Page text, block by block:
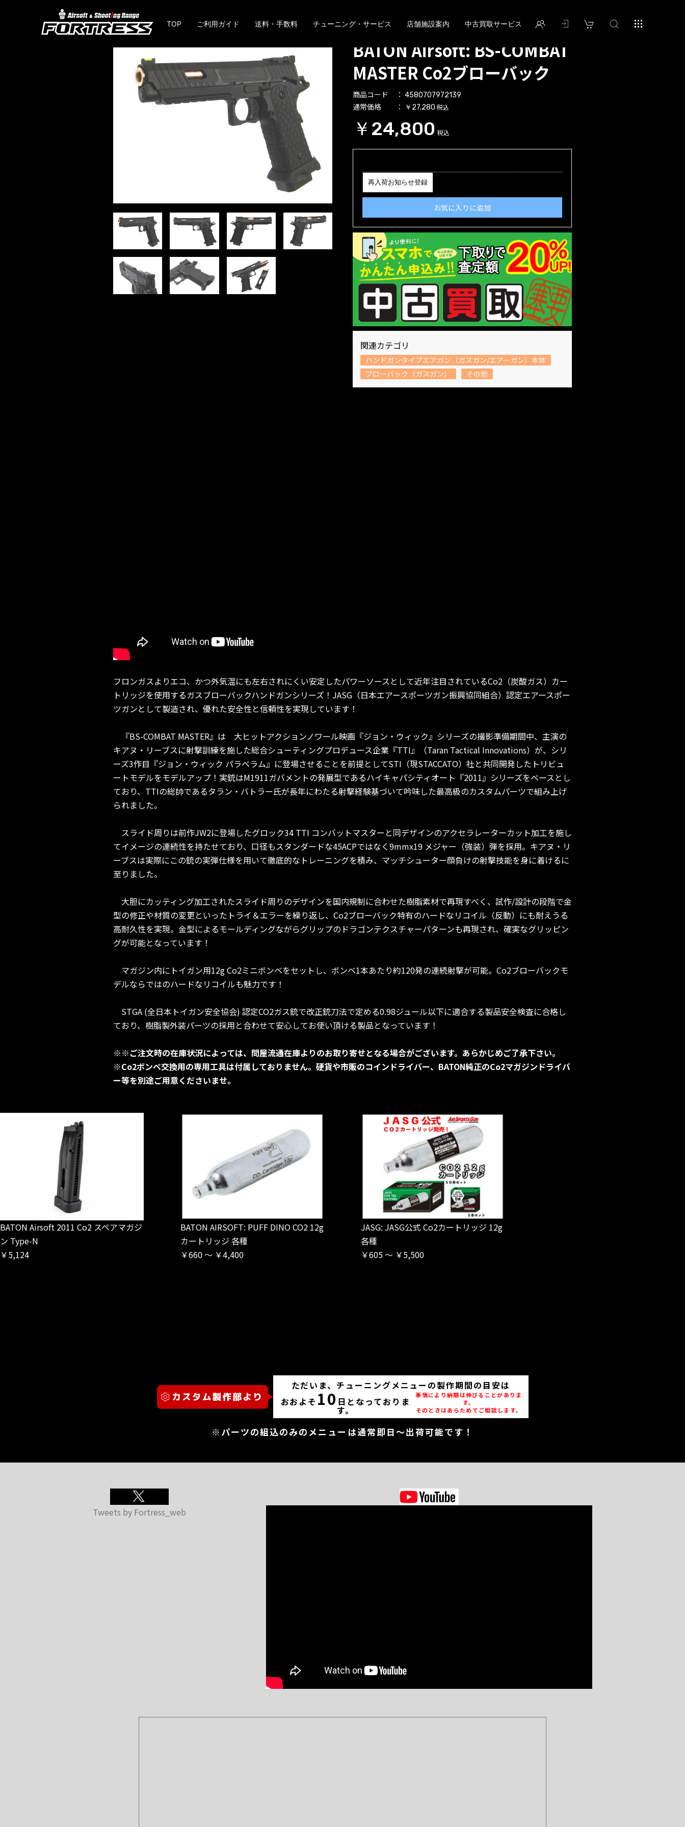
TOP ご利用ガイド 送料・手数料 チューニング・サービス 店舗施設案内 中古買取サービス
BATON Airsoft: BS-COMBAT
MASTER Co2ブローバック
商品コード 4580707972139
通常価格 ￥27,280 税込
￥24,800 税込
再入荷お知らせ登録
お気に入りに追加
関連カテゴリ
ハンドガンタイプエアガン（ガスガン/エアーガン）本体
ブローバック（ガスガン）
その他
フロンガスよりエコ、かつ外気温にも左右されにくい安定したパワーソースとして近年注目されているCo2（炭酸ガス）カー
トリッジを使用するガスブローバックハンドガンシリーズ！JASG（日本エアースポーツガン振興協同組合）認定エアースポー
ツガンとして製造され、優れた安全性と信頼性を実現しています！
『BS-COMBAT MASTER』は 大ヒットアクションノワール映画『ジョン・ウィック』シリーズの撮影準備期間中、主演の
キアヌ・リーブスに射撃訓練を施した総合シューティングプロデュース企業『TTI』（Taran Tactical Innovations）が、シリ
ーズ3作目『ジョン・ウィック パラベラム』に登場させることを前提としてSTI（現STACCATO）社と共同開発したトリビュ
ートモデルをモデルアップ！実銃はM1911ガバメントの発展型であるハイキャパシティオート『2011』シリーズをベースとし
ており、TTIの総帥であるタラン・バトラー氏が長年にわたる射撃経験基づいて吟味した最高級のカスタムパーツで組み上げ
られました。
スライド周りは前作JW2に登場したグロック34 TTI コンバットマスターと同デザインのアクセラレーターカット加工を施し
てイメージの連続性を持たせており、口径もスタンダードな45ACPではなく9mmx19 メジャー（強装）弾を採用。キアヌ・リ
ーブスは実際にこの銃の実弾仕様を用いて徹底的なトレーニングを積み、マッチシューター顔負けの射撃技能を身に着けるに
至りました。
大胆にカッティング加工されたスライド周りのデザインを国内規制に合わせた樹脂素材で再現すべく、試作/設計の段階で金
型の修正や材質の変更といったトライ＆エラーを繰り返し、Co2ブローバック特有のハードなリコイル（反動）にも耐えうる
高耐久性を実現。金型によるモールディングながらグリップのドラゴンテクスチャーパターンも再現され、確実なグリッピン
グが可能となっています！
マガジン内にトイガン用12g Co2ミニボンベをセットし、ボンベ1本あたり約120発の連続射撃が可能。Co2ブローバックモ
デルならではのハードなリコイルも魅力です！
STGA (全日本トイガン安全協会) 認定CO2ガス銃で改正銃刀法で定める0.98ジュール以下に適合する製品安全検査に合格し
ており、樹脂製外装パーツの採用と合わせて安心してお使い頂ける製品となっています！
※※ご注文時の在庫状況によっては、問屋流通在庫よりのお取り寄せとなる場合がございます。あらかじめご了承下さい。
※Co2ボンベ交換用の専用工具は付属しておりません。硬貨や市販のコインドライバー、BATON純正のCo2マガジンドライバ
ー等を別途ご用意くださいませ。
BATON Airsoft 2011 Co2 スペアマガジ
ン Type-N
￥5,124
BATON AIRSOFT: PUFF DINO CO2 12g
カートリッジ 各種
￥660 ～ ￥4,400
JASG: JASG公式 Co2カートリッジ 12g
各種
￥605 ～ ￥5,500
ただいま、チューニングメニューの製作期間の目安は
おおよそ 10 日となっておりま
す。
事情により納期は伸びることがありま
す。
そのときはあらためてご相談します。
※パーツの組込のみのメニューは通常即日～出荷可能です！
Tweets by Fortress_web